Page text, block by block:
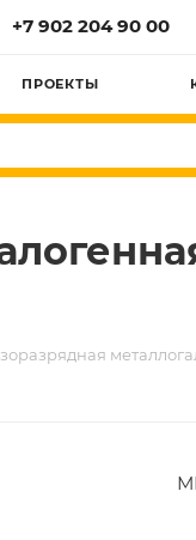
+7 902 204 90 00
ПРОЕКТЫ